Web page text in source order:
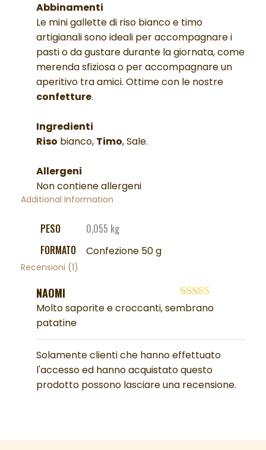
Abbinamenti
Le mini gallette di riso bianco e timo
artigianali sono ideali per accompagnare i
pasti o da gustare durante la giornata, come
merenda sfiziosa o per accompagnare un
aperitivo tra amici. Ottime con le nostre
confetture.
Ingredienti
Riso bianco, Timo, Sale.
Allergeni
Non contiene allergeni
Additional Information
PESO
0,055 kg
FORMATO
Confezione 50 g
Recensioni (1)
Valutato
NAOMI
Molto saporite e croccanti, sembrano
patatine
Solamente clienti che hanno effettuato
l'accesso ed hanno acquistato questo
prodotto possono lasciare una recensione.